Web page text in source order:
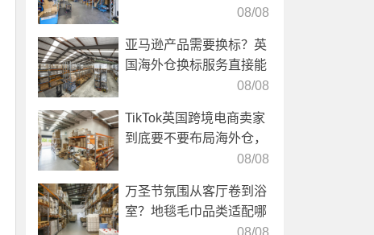
08/08
亚马逊产品需要换标？英
国海外仓换标服务直接能
08/08
TikTok英国跨境电商卖家
到底要不要布局海外仓，
08/08
万圣节氛围从客厅卷到浴
室？地毯毛巾品类适配哪
08/08